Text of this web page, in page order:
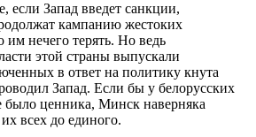
если Запад введет санкции,
кампанию жестоких
им нечего терять. Но ведь
этой страны выпускали
в ответ на политику кнута
Запад. Если бы у белорусских
было ценника, Минск наверняка
всех до единого.